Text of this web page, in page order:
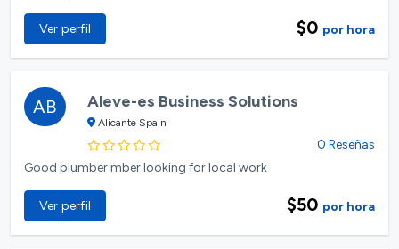
Ver perfil $0 por hora
AB Aleve-es Business Solutions
Alicante Spain
0 Reseñas
Good plumber mber looking for local work
Ver perfil $50 por hora